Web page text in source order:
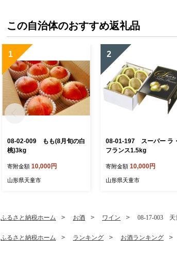
この自治体のおすすめ返礼品
1
08-02-009 もも(8月旬の白
桃)3kg
寄附金額 10,000円
山形県天童市
2
08-01-197 スーパー ラ・
フランス1.5kg
寄附金額 10,000円
山形県天童市
ふるさと納税ホーム お酒 ワイン 08-17-003 天
ふるさと納税ホーム ランキング お酒ランキング